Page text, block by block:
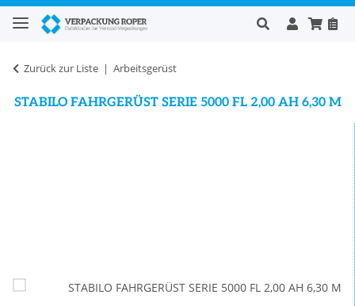
Zurück zur Liste Arbeitsgerüst
STABILO FAHRGERÜST SERIE 5000 FL 2,00 AH 6,30 M